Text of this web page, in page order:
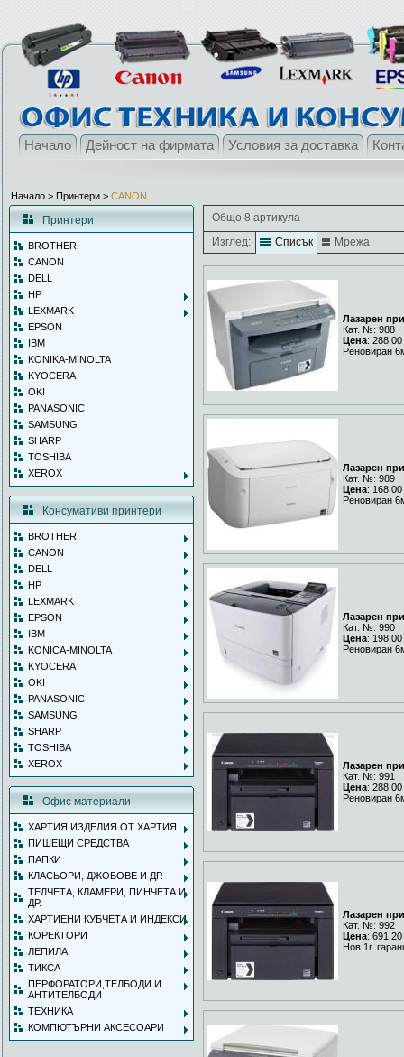
Начало Дейност на фирмата Условия за доставка
Начало > Принтери > CANON
Принтери
BROTHER
CANON
DELL
HP
LEXMARK
EPSON
IBM
KONIKA-MINOLTA
KYOCERA
OKI
PANASONIC
SAMSUNG
SHARP
TOSHIBA
XEROX
Консумативи принтери
BROTHER
CANON
DELL
HP
LEXMARK
EPSON
IBM
KONICA-MINOLTA
KYOCERA
OKI
PANASONIC
SAMSUNG
SHARP
TOSHIBA
XEROX
Офис материали
ХАРТИЯ ИЗДЕЛИЯ ОТ ХАРТИЯ
ПИШЕЩИ СРЕДСТВА
ПАПКИ
КЛАСЬОРИ, ДЖОБОВЕ И ДР.
ТЕЛЧЕТА, КЛАМЕРИ, ПИНЧЕТА И
ДР.
ХАРТИЕНИ КУБЧЕТА И ИНДЕКСИ
КОРЕКТОРИ
ЛЕПИЛА
ТИКСА
ПЕРФОРАТОРИ,ТЕЛБОДИ И
АНТИТЕЛБОДИ
ТЕХНИКА
КОМПЮТЪРНИ АКСЕСОАРИ
Общо 8 артикула
Изглед:
Списък Мрежа
Лазарен
Кат. №: 988
Цена:
Реновиран
Лазарен
Кат. №: 989
Цена:
Реновиран
Лазарен
Кат. №: 990
Цена:
Реновиран
Лазарен
Кат. №: 991
Цена:
Реновиран
Лазарен
Кат. №: 992
Цена:
Нов 1г.